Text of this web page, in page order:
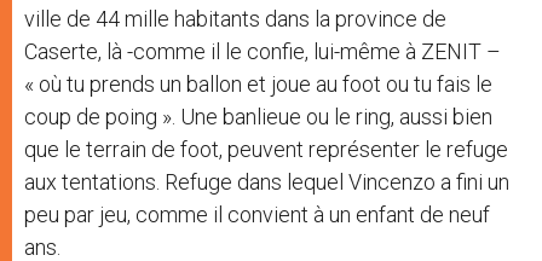
ville de 44 mille habitants dans la province de
Caserte, là -comme il le confie, lui-même à ZENIT –
« où tu prends un ballon et joue au foot ou tu fais le
coup de poing ». Une banlieue ou le ring, aussi bien
que le terrain de foot, peuvent représenter le refuge
aux tentations. Refuge dans lequel Vincenzo a fini un
peu par jeu, comme il convient à un enfant de neuf
ans.